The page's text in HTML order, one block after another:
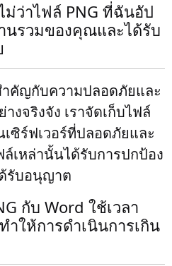
ว่าไฟล์ PNG ที่ฉันอัป
นรวมของคุณและได้รับ
คัญกับความปลอดภัยและ
งจริงจัง เราจัดเก็บไฟล์
ซิร์ฟเวอร์ที่ปลอดภัยและ
เหล่านั้นได้รับการปกป้อง
รับอนุญาต
กับ Word ใช้เวลา
ำให้การดำเนินการเกิน